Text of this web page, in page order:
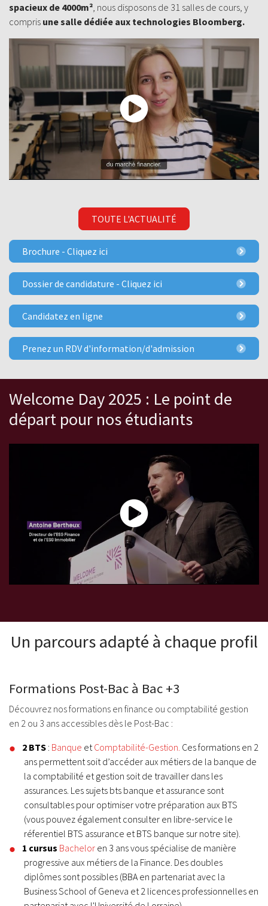
spacieux de 4000m², nous disposons de 31 salles de cours, y
compris une salle dédiée aux technologies Bloomberg.
Découvrez le campus de L'ESG Finance à La Défense
TOUTE L'ACTUALITÉ
Brochure - Cliquez ici
Dossier de candidature - Cliquez ici
Candidatez en ligne
Prenez un RDV d'information/d'admission
Welcome Day 2025 : Le point de
départ pour nos étudiants
Un parcours adapté à chaque profil
Formations Post-Bac à Bac +3
Découvrez nos formations en finance ou comptabilité gestion
en 2 ou 3 ans accessibles dès le Post-Bac :
2 BTS : Banque et Comptabilité-Gestion. Ces formations en 2
ans permettent soit d’accéder aux métiers de la banque de
la comptabilité et gestion soit de travailler dans les
assurances. Les sujets bts banque et assurance sont
consultables pour optimiser votre préparation aux BTS
(vous pouvez également consulter en libre-service le
réferentiel BTS assurance et BTS banque sur notre site).
1 cursus Bachelor en 3 ans vous spécialise de manière
progressive aux métiers de la Finance. Des doubles
diplômes sont possibles (BBA en partenariat avec la
Business School of Geneva et 2 licences professionnelles en